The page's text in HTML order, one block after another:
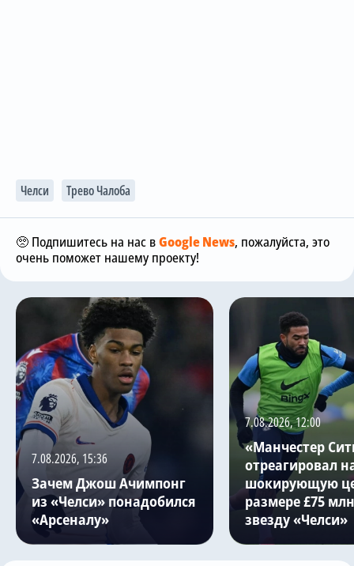
Челси Трево Чалоба
🥺 Подпишитесь на нас вGoogle News, пожалуйста, это
очень поможет нашему проекту!
7.08.2026, 15:36
Зачем Джош Ачимпонг
из «Челси» понадобился
«Арсеналу»
7.08.2026, 12:00
«Манчестер
отреагировал
шокирующую
размере £75
звезду «Челси»